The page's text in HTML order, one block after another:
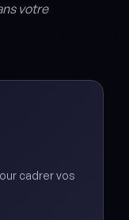
votre
cadrer vos